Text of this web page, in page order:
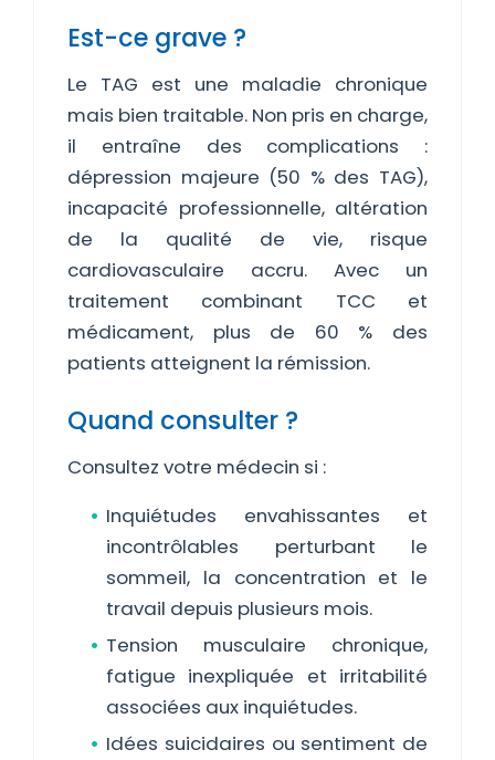
Est-ce grave ?
Le TAG est une maladie chronique
mais bien traitable. Non pris en charge,
il entraîne des complications :
dépression majeure (50 % des TAG),
incapacité professionnelle, altération
de la qualité de vie, risque
cardiovasculaire accru. Avec un
traitement combinant TCC et
médicament, plus de 60 % des
patients atteignent la rémission.
Quand consulter ?
Consultez votre médecin si :
Inquiétudes envahissantes et
incontrôlables perturbant le
sommeil, la concentration et le
travail depuis plusieurs mois.
Tension musculaire chronique,
fatigue inexpliquée et irritabilité
associées aux inquiétudes.
Idées suicidaires ou sentiment de